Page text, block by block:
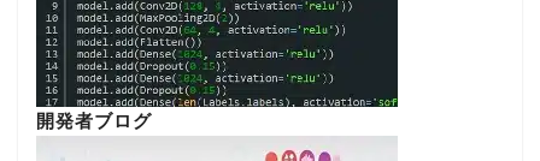
開発者ブログ